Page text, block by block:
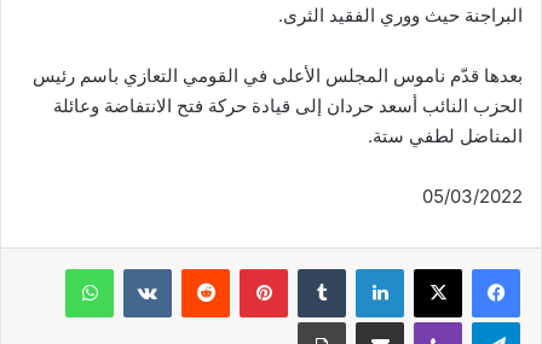
البراجنة حيث ووري الفقيد الثرى.
بعدها قدّم ناموس المجلس الأعلى في القومي التعازي باسم رئيس
الحزب النائب أسعد حردان إلى قيادة حركة فتح الانتفاضة وعائلة
المناضل لطفي ستة.
05/03/2022
فيسبوك لينكدإن بينتيريست